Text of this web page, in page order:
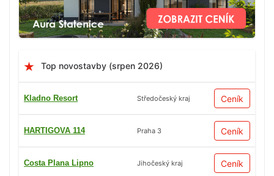
Top novostavby (srpen 2026)
Kladno Resort Středočeský kraj Ceník
HARTIGOVA 114 Praha 3 Ceník
Costa Plana Lipno Jihočeský kraj Ceník